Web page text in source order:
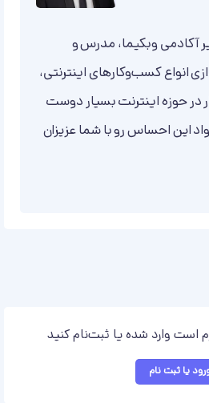
آکادمی وبکیما، مدرس و
انواع کسب‌وکارهای اینترنتی،
در حوزه اینترنت بسیار دوست
این احساس رو با شما عزیزان
است وارد شده یا ثبت‌نام کنید
یا ثبت نام